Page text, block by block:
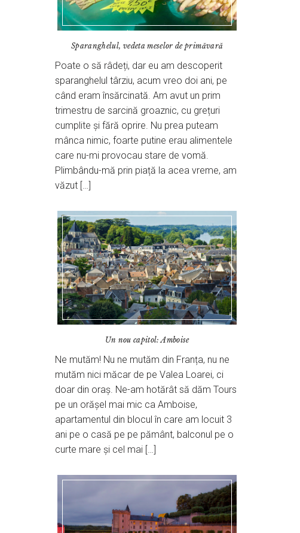
Sparanghelul, vedeta meselor de primăvară
Poate o să râdeți, dar eu am descoperit
sparanghelul târziu, acum vreo doi ani, pe
când eram însărcinată. Am avut un prim
trimestru de sarcină groaznic, cu grețuri
cumplite și fără oprire. Nu prea puteam
mânca nimic, foarte putine erau alimentele
care nu-mi provocau stare de vomă.
Plimbându-mă prin piață la acea vreme, am
văzut […]
Un nou capitol: Amboise
Ne mutăm! Nu ne mutăm din Franța, nu ne
mutăm nici măcar de pe Valea Loarei, ci
doar din oraș. Ne-am hotărât să dăm Tours
pe un orășel mai mic ca Amboise,
apartamentul din blocul în care am locuit 3
ani pe o casă pe pe pământ, balconul pe o
curte mare și cel mai […]